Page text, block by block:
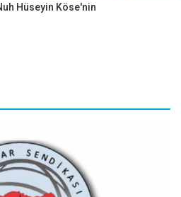
Hüseyin Köse'nin